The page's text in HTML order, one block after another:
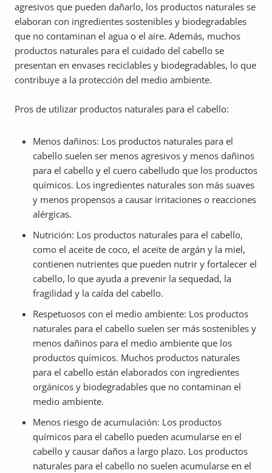
agresivos que pueden dañarlo, los productos naturales se
elaboran con ingredientes sostenibles y biodegradables
que no contaminan el agua o el aire. Además, muchos
productos naturales para el cuidado del cabello se
presentan en envases reciclables y biodegradables, lo que
contribuye a la protección del medio ambiente.
Pros de utilizar productos naturales para el cabello:
Menos dañinos: Los productos naturales para el
cabello suelen ser menos agresivos y menos dañinos
para el cabello y el cuero cabelludo que los productos
químicos. Los ingredientes naturales son más suaves
y menos propensos a causar irritaciones o reacciones
alérgicas.
Nutrición: Los productos naturales para el cabello,
como el aceite de coco, el aceite de argán y la miel,
contienen nutrientes que pueden nutrir y fortalecer el
cabello, lo que ayuda a prevenir la sequedad, la
fragilidad y la caída del cabello.
Respetuosos con el medio ambiente: Los productos
naturales para el cabello suelen ser más sostenibles y
menos dañinos para el medio ambiente que los
productos químicos. Muchos productos naturales
para el cabello están elaborados con ingredientes
orgánicos y biodegradables que no contaminan el
medio ambiente.
Menos riesgo de acumulación: Los productos
químicos para el cabello pueden acumularse en el
cabello y causar daños a largo plazo. Los productos
naturales para el cabello no suelen acumularse en el